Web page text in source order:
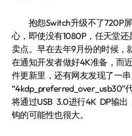
抱怨Switch升级不了720P屏
心，即使没有1080P，任天堂
卖点。早在去年9月份的时候，
在通知开发者做好4K准备，而
件更新里，还有网友发现了一串
“4kdp_preferred_over_usb30”
将通过USB 3.0进行4K DP输出
钩的可能性也很大。